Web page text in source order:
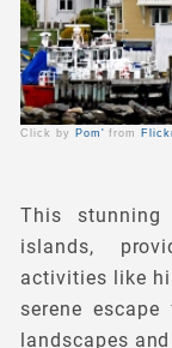
Click by Pom' from
This
islands,
activities like
serene
landscapes